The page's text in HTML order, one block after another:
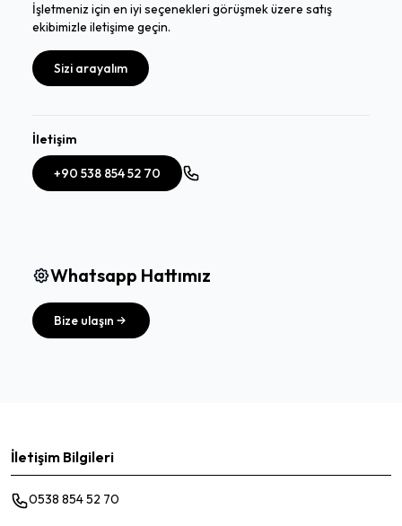
İşletmeniz için en iyi seçenekleri görüşmek üzere satış
ekibimizle iletişime geçin.
Sizi arayalım
İletişim
+90 538 854 52 70
Whatsapp Hattımız
Bize ulaşın
İletişim Bilgileri
0538 854 52 70